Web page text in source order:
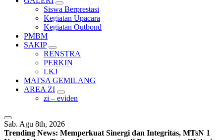
Siswa Berprestasi
Kegiatan Upacara
Kegiatan Outbond
PMBM
SAKIP
RENSTRA
PERKIN
LKJ
MATSA GEMILANG
AREA ZI
zi – eviden
Sab. Agu 8th, 2026
Trending News: Memperkuat Sinergi dan Integritas, MTsN 1